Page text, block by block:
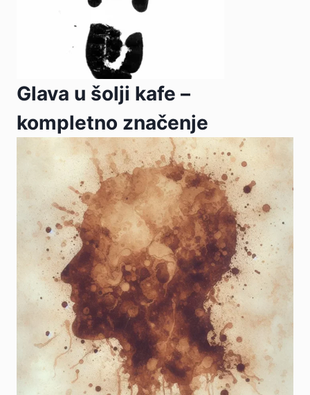
Glava u šolji kafe –
kompletno značenje